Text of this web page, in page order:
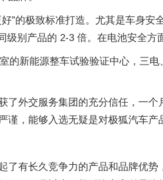
”的极致标准打造。尤其是车身
别产品的 2-3 倍。在电池安全方
的新能源整车试验验证中心，三
了外交服务集团的充分信任，一
，能够入选无疑是对极狐汽车产
了有长久竞争力的产品和品牌优